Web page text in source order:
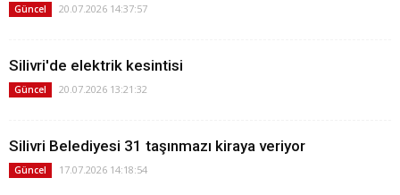
Güncel 20.07.2026 14:37:57
Silivri'de elektrik kesintisi
Güncel 20.07.2026 13:21:32
Silivri Belediyesi 31 taşınmazı kiraya veriyor
Güncel 17.07.2026 14:18:54